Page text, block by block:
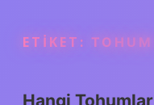
ETIKET:
Hangi